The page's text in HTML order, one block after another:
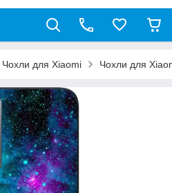
Чохли для Xiaomi Чохли для